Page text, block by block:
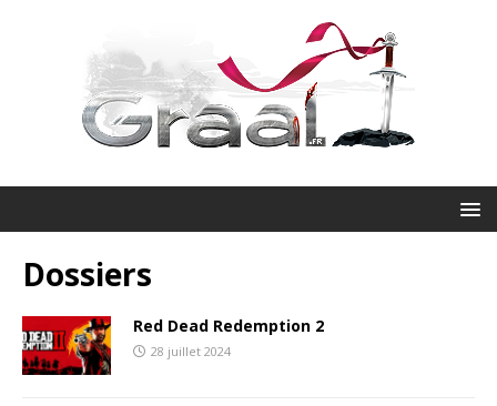
Dossiers
Red Dead Redemption 2
28 juillet 2024